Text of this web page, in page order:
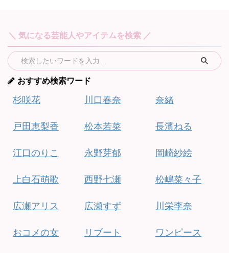
＼ 気になる芸能人やアイテムを検索 ／
おすすめ検索ワード
杉咲花
戸田恵梨香
江口のりこ
上白石萌歌
広瀬アリス
おコメの女
川口春奈
松本若菜
永野芽郁
西野七瀬
広瀬すず
リブート
奈緒
長濱ねる
岡崎紗絵
松嶋菜々子
川栄李奈
ワンピース